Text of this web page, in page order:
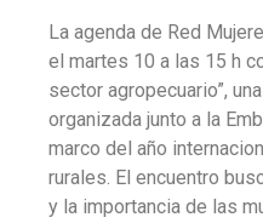
La agenda de Red
el martes 10 a las 15 h
sector agropecuario”,
organizada junto a la
marco del año
rurales. El encuentro
y la importancia de las